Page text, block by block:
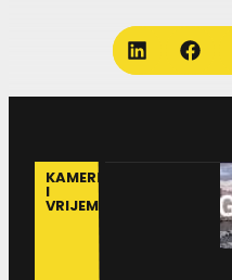
KAMERE
I
VRIJEME